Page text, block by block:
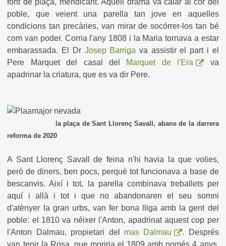
font de plaça, mendicant. Aquell drama va calar al cor del
poble, que veient una parella tan jove en aquelles
condicions tan precàries, van mirar de socórrer-los tan bé
com van poder. Corria l'any 1808 i la Maria tornava a estar
embarassada. El Dr Josep Barriga va assistir el part i el
Pere Marquet del casal del Marquet de l'Era
va
apadrinar la criatura, que es va dir Pere.
la plaça de Sant Llorenç Savall, abans de la darrera
reforma de 2020
A Sant Llorenç Savall de feina n'hi havia la que volies,
però de diners, ben pocs, perquè tot funcionava a base de
bescanvis. Així i tot, la parella combinava treballets per
aquí i allà i tot i que no abandonaren el seu somni
d'atènyer la gran urbs, van fer bona lliga amb la gent del
poble: el 1810 va néixer l'Anton, apadrinat aquest cop per
l'Anton Dalmau, propietari del mas Dalmau
. Després